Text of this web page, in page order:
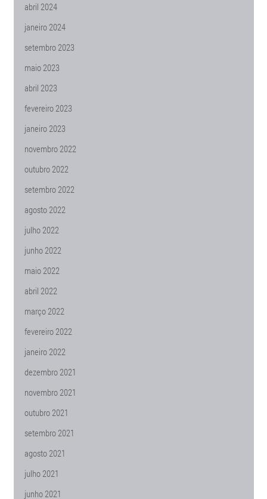
abril 2024
janeiro 2024
setembro 2023
maio 2023
abril 2023
fevereiro 2023
janeiro 2023
novembro 2022
outubro 2022
setembro 2022
agosto 2022
julho 2022
junho 2022
maio 2022
abril 2022
março 2022
fevereiro 2022
janeiro 2022
dezembro 2021
novembro 2021
outubro 2021
setembro 2021
agosto 2021
julho 2021
junho 2021